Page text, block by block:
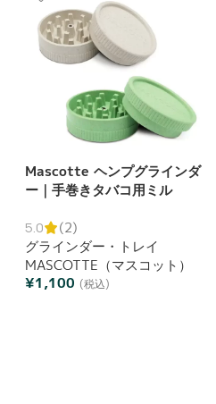
Mascotte ヘンプグラインダ
ー｜手巻きタバコ用ミル
5.0
(2)
グラインダー・トレイ
MASCOTTE（マスコット）
¥1,100 (税込)